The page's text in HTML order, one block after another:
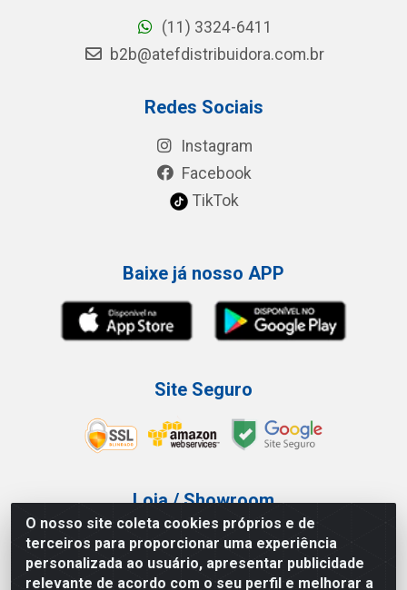
O nosso site coleta cookies próprios e de
terceiros para proporcionar uma experiência
personalizada ao usuário, apresentar publicidade
relevante de acordo com o seu perfil e melhorar a
(11) 3324-6411
b2b@atefdistribuidora.com.br
Redes Sociais
Instagram
Facebook
TikTok
Baixe já nosso APP
Site Seguro
Loja / Showroom
Tel.: (11) 3227-0546
Av Vautier, 587/597 - Pari - São Paulo/SP